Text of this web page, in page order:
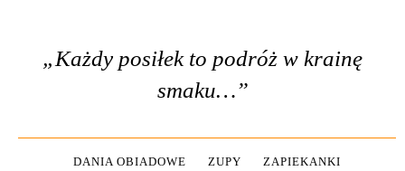
„Każdy posiłek to podróż w krainę
smaku…”
DANIA OBIADOWE ZUPY
ZAPIEKANKI